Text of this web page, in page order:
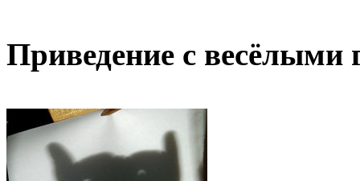
Приведение с весёлыми